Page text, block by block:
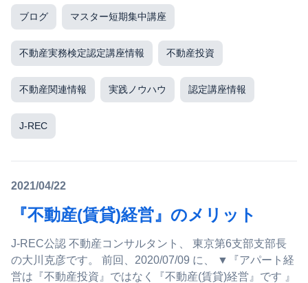
ブログ マスター短期集中講座
不動産実務検定認定講座情報 不動産投資
不動産関連情報 実践ノウハウ 認定講座情報
J-REC
2021/04/22
『不動産(賃貸)経営』のメリット
J-REC公認 不動産コンサルタント、 東京第6支部支部長
の大川克彦です。 前回、2020/07/09 に、 ▼『アパート経
営は『不動産投資』ではなく『不動産(賃貸)経営』です 』